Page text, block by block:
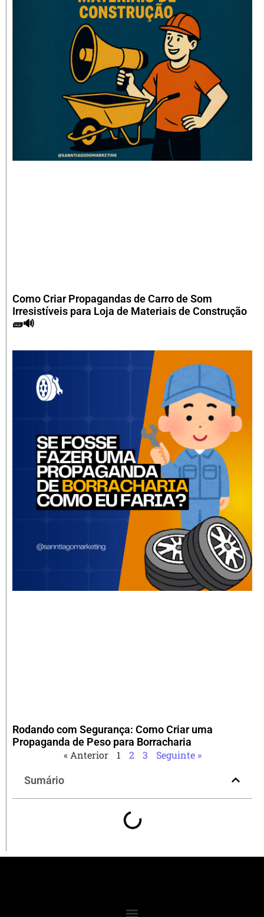
Como Criar Propagandas de Carro de Som
Irresistíveis para Loja de Materiais de Construção
🧱🔊
Rodando com Segurança: Como Criar uma
Propaganda de Peso para Borracharia
« Anterior
1 2 3 Seguinte »
Sumário